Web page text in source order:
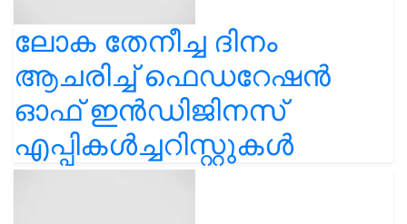
ലോക തേനീച്ച ദിനം
ആചരിച്ച് ഫെഡറേഷൻ
ഓഫ് ഇൻഡിജിനസ്
എപ്പികൾച്ചറിസ്റ്റുകൾ